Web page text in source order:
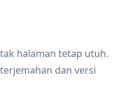
halaman tetap utuh.
dan versi